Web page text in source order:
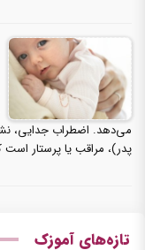
می‌دهد. اضطراب جدایی،
پدر)، مراقب یا پرستار
تازه‌های آموزک